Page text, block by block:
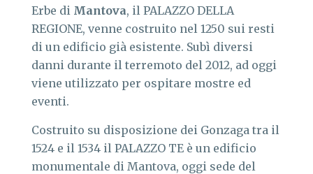
Erbe di Mantova, il PALAZZO DELLA
REGIONE, venne costruito nel 1250 sui resti
di un edificio già esistente. Subì diversi
danni durante il terremoto del 2012, ad oggi
viene utilizzato per ospitare mostre ed
eventi.
Costruito su disposizione dei Gonzaga tra il
1524 e il 1534 il PALAZZO TE è un edificio
monumentale di Mantova, oggi sede del